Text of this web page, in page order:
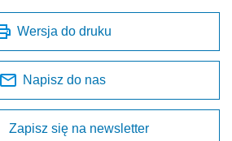
Wersja do druku
Napisz do nas
Zapisz się na newsletter